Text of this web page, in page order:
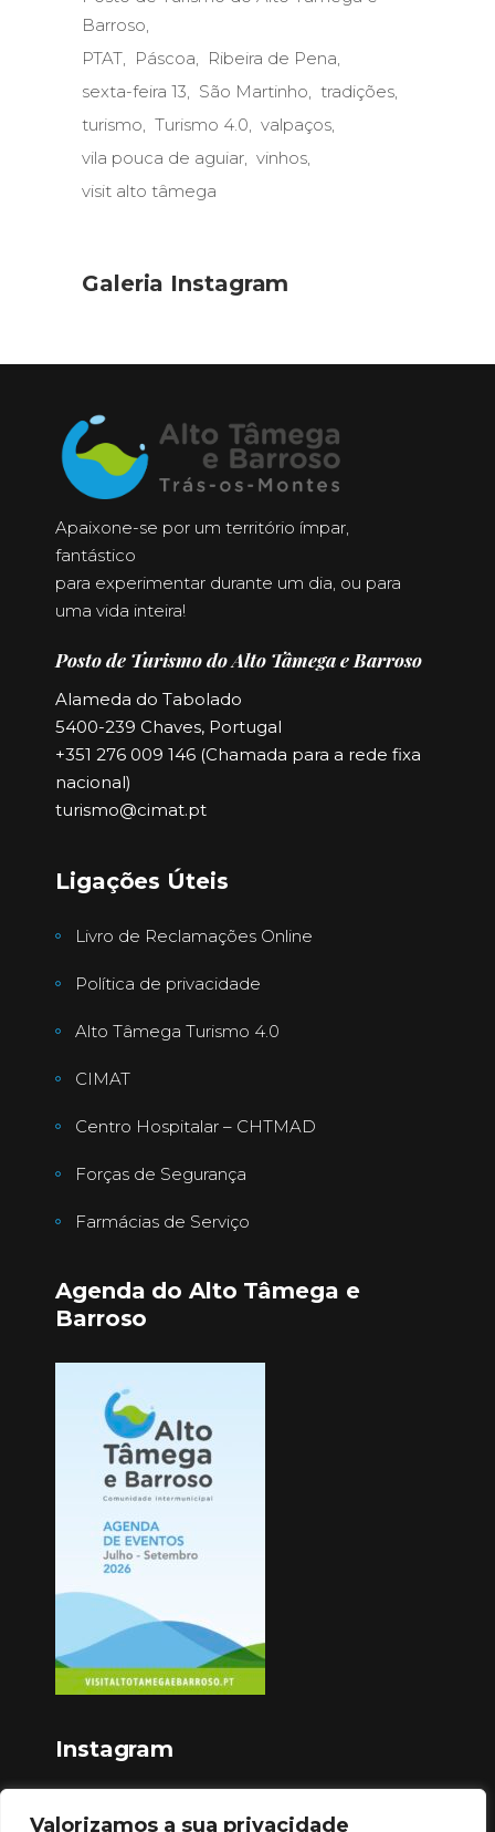
Valorizamos a sua privacidade
Barroso
PTAT
Páscoa
Ribeira de Pena
sexta-feira 13
São Martinho
tradições
turismo
Turismo 4.0
valpaços
vila pouca de aguiar vinhos
visit alto tâmega
Galeria Instagram
Apaixone-se por um território ímpar,
fantástico
para experimentar durante um dia, ou para
uma vida inteira!
Posto de Turismo do Alto Tâmega e Barroso
Alameda do Tabolado
5400-239 Chaves, Portugal
+351 276 009 146 (Chamada para a rede fixa
nacional)
turismo@cimat.pt
Ligações Úteis
Livro de Reclamações Online
Política de privacidade
Alto Tâmega Turismo 4.0
CIMAT
Centro Hospitalar – CHTMAD
Forças de Segurança
Farmácias de Serviço
Agenda do Alto Tâmega e
Barroso
Instagram